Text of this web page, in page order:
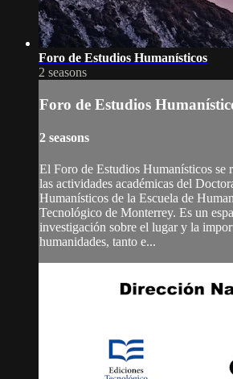
Foro de Estudios Humanísticos
2 seasons
Foro de Estudios
2 seasons
El Foro de Estudios Humanísticos se
las actividades académicas del
Humanísticos de la Escuela de
Tecnológico de Monterrey. Es un
investigación sobre el lugar y la
humanidades, tanto e...